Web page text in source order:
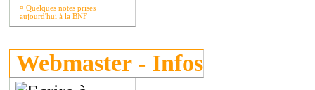
¤ Quelques notes prises
aujourd'hui à la BNF
Webmaster - Infos